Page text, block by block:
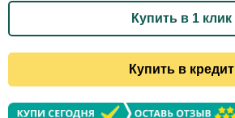
Купить в 1 клик
Купить в кредит